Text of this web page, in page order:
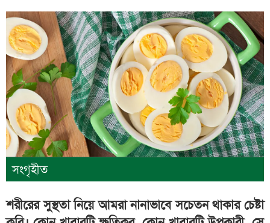
সংগৃহীত
শরীরের সুস্থতা নিয়ে আমরা নানাভাবে সচেতন থাকার চেষ্টা